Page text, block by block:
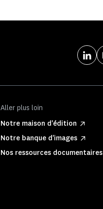
Aller plus loin
Notre maison d'édition
Notre banque d'images
Nos ressources documentaires